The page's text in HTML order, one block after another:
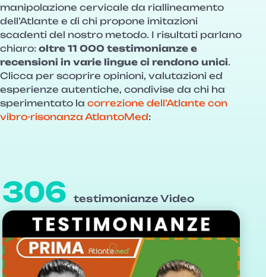
manipolazione cervicale da riallineamento
dell’Atlante e di chi propone imitazioni
scadenti del nostro metodo. I risultati parlano
chiaro: oltre 11 000 testimonianze e
recensioni in varie lingue ci rendono unici.
Clicca per scoprire opinioni, valutazioni ed
esperienze autentiche, condivise da chi ha
sperimentato la correzione dell’Atlante con
vibro-risonanza AtlantoMed:
306 testimonianze Video